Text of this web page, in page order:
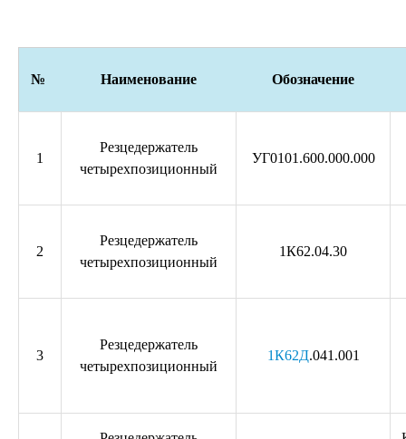
№ Наименование Обозначение
1
Резцедержатель
четырехпозиционный
УГ0101.600.000.000
2
Резцедержатель
четырехпозиционный
1К62.04.30
3
Резцедержатель
четырехпозиционный
1К62Д.041.001